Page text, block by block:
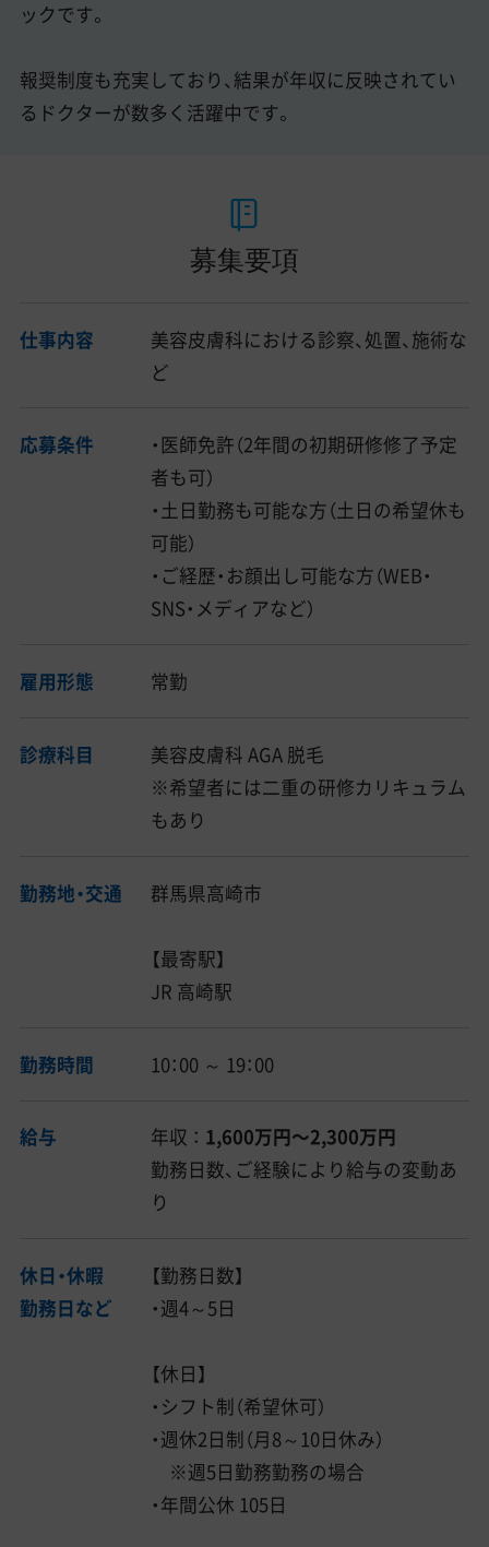
ックです。
報奨制度も充実しており、結果が年収に反映されてい
るドクターが数多く活躍中です。
募集要項
仕事内容
美容皮膚科における診察、処置、施術な
ど
応募条件
・医師免許（2年間の初期研修修了予定
者も可）
・土日勤務も可能な方（土日の希望休も
可能）
・ご経歴・お顔出し可能な方（WEB・
SNS・メディアなど）
雇用形態 常勤
診療科目
美容皮膚科 AGA 脱毛
※希望者には二重の研修カリキュラム
もあり
勤務地・交通 群馬県高崎市
【最寄駅】
JR 高崎駅
勤務時間 10：00 ～ 19：00
給与 年収 ： 1,600万円〜2,300万円
勤務日数、ご経験により給与の変動あ
り
休日・休暇
勤務日など
【勤務日数】
・週4～5日
【休日】
・シフト制（希望休可）
・週休2日制（月8～10日休み）
※週5日勤務勤務の場合
・年間公休 105日